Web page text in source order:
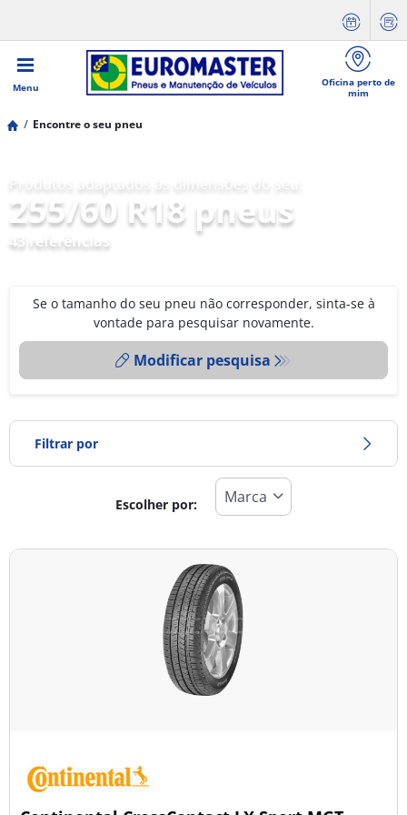
Menu
Oficina perto de
mim
Encontre o seu pneu
255/60 R18 pneus
43 referências
Se o tamanho do seu pneu não corresponder, sinta-se à
vontade para pesquisar novamente.
Modificar pesquisa
Filtrar por
Todos os tipos (43)
Todas as estações (11)
Ligeiro (15)
Escolher por: